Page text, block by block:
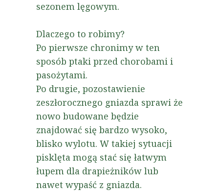
sezonem lęgowym.
Dlaczego to robimy?
Po pierwsze chronimy w ten
sposób ptaki przed chorobami i
pasożytami.
Po drugie, pozostawienie
zeszłorocznego gniazda sprawi że
nowo budowane będzie
znajdować się bardzo wysoko,
blisko wylotu. W takiej sytuacji
pisklęta mogą stać się łatwym
łupem dla drapieżników lub
nawet wypaść z gniazda.